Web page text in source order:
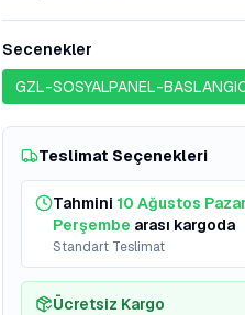
Secenekler
GZL-SOSYALPANEL-
Teslimat Seçenekleri
Tahmini 10 Ağustos
Perşembe arası kargoda
Standart Teslimat
Ücretsiz Kargo